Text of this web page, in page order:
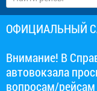
ОФИЦИАЛЬНЫЙ
Внимание! В
автовокзала
вопросам/рейсам